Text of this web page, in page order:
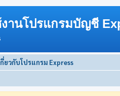
านโปรแกรมบัญชี
วกับโปรแกรม Express